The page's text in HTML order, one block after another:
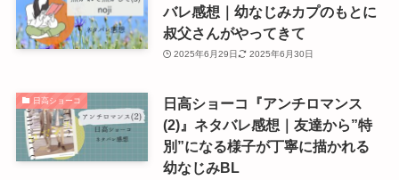
バレ感想｜幼なじみカプのもとに
叔父さんがやってきて
2025年6月29日 2025年6月30日
日高ショーコ
日高ショーコ『アンチロマンス
(2)』ネタバレ感想｜友達から”特
別”になる様子が丁寧に描かれる
幼なじみBL